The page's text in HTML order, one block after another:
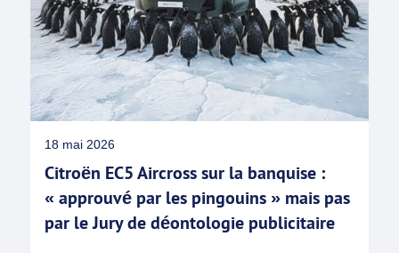
18 mai 2026
Citroën EC5 Aircross sur la banquise :
« approuvé par les pingouins » mais pas
par le Jury de déontologie publicitaire